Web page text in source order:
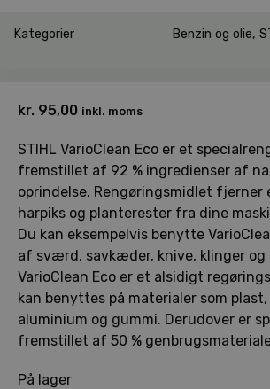
Kategorier Benzin og olie,
kr. 95,00 inkl. moms
STIHL VarioClean Eco er et
fremstillet af 92 % ingredienser af
oprindelse. Rengøringsmidlet fjerner
harpiks og planterester fra dine
Du kan eksempelvis benytte
af sværd, savkæder, knive, klinger og
VarioClean Eco er et alsidigt
kan benyttes på materialer som plast,
aluminium og gummi. Derudover er
fremstillet af 50 %
På lager